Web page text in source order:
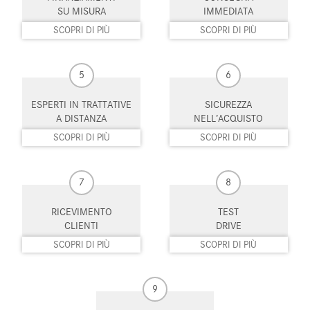
Luci diurne LED
Monitoraggio pressione
MP3
Pacchetto sportivo Parabrezza riscaldabile
Park Distance Control Portellone posteriore elettrico
Riconoscimento dei segnali
stradali
Schermo multifunzione
interamente digitale
Sedile passeggero ribaltabile Sedili riscaldati
Sensore di luce Sensore di pioggia
Sensori di parcheggio anteriori Sensori di parcheggio posteriori
Sistema di chiamata d'emergenza Sistema di navigazione
SU MISURA
SCOPRI DI PIÙ
IMMEDIATA
SCOPRI DI PIÙ
5
ESPERTI IN TRATTATIVE
A DISTANZA
SCOPRI DI PIÙ
6
SICUREZZA
NELL’ACQUISTO
SCOPRI DI PIÙ
7
RICEVIMENTO
CLIENTI
SCOPRI DI PIÙ
8
TEST
DRIVE
SCOPRI DI PIÙ
9